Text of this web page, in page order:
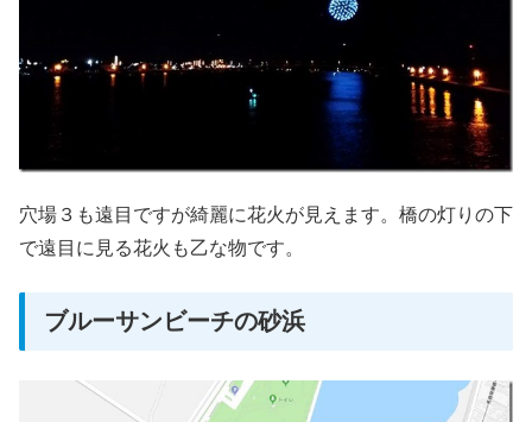
穴場３も遠目ですが綺麗に花火が見えます。橋の灯りの下
で遠目に見る花火も乙な物です。
ブルーサンビーチの砂浜